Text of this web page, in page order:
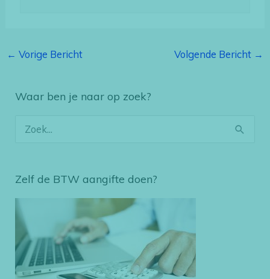
← Vorige Bericht Volgende Bericht →
Waar ben je naar op zoek?
a
r
Zelf de BTW aangifte doen?